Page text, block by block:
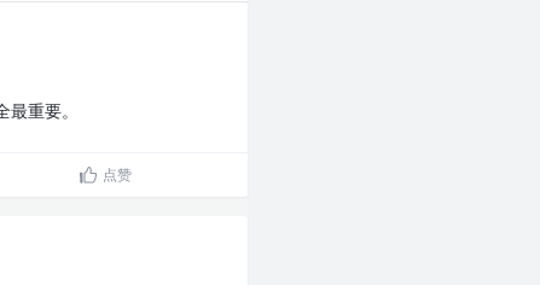
重要。
点赞